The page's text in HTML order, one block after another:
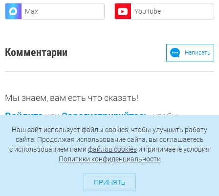
Max YouTube
Комментарии Написать
Мы знаем, вам есть что сказать!
ВойдитеилиЗарегистрируйтесь, чтобы
оставить комментарий
Рекомендуем
Наш сайт использует файлы cookies, чтобы улучшить работу
сайта. Продолжая использование сайта, вы соглашаетесь
c использованием нами файлов cookies и принимаете условия
Политики конфиденциальности
ПРИНЯТЬ